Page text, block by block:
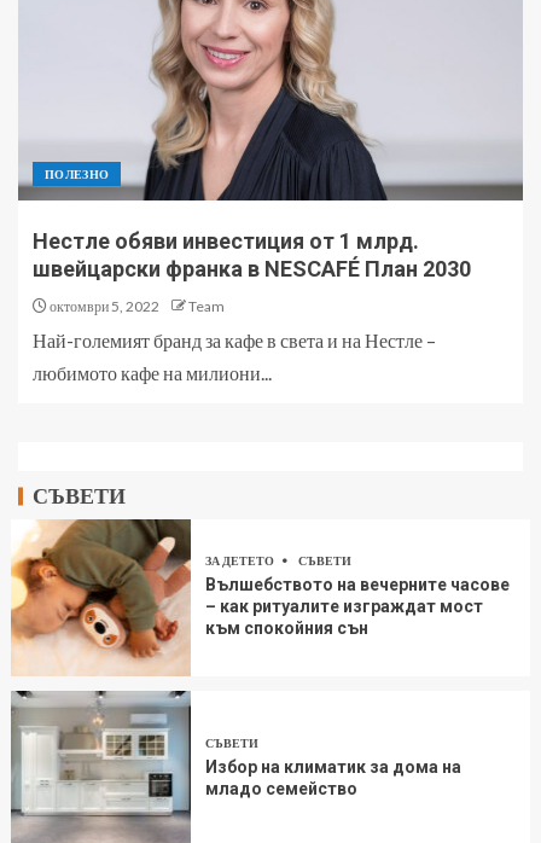
ПОЛЕЗНО
Нестле обяви инвестиция от 1 млрд.
швейцарски франка в NESCAFÉ План 2030
октомври 5, 2022 Team
Най-големият бранд за кафе в света и на Нестле –
любимото кафе на милиони...
СЪВЕТИ
ЗА ДЕТЕТО СЪВЕТИ
Вълшебството на вечерните часове
– как ритуалите изграждат мост
към спокойния сън
СЪВЕТИ
Избор на климатик за дома на
младо семейство